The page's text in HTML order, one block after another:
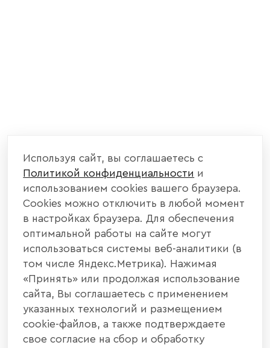
Используя сайт, вы соглашаетесь с
Политикой конфиденциальности и
использованием cookies вашего браузера.
Cookies можно отключить в любой момент
в настройках браузера. Для обеспечения
оптимальной работы на сайте могут
использоваться системы веб-аналитики (в
том числе Яндекс.Метрика). Нажимая
«Принять» или продолжая использование
сайта, Вы соглашаетесь с применением
указанных технологий и размещением
cookie-файлов, а также подтверждаете
свое согласие на сбор и обработку